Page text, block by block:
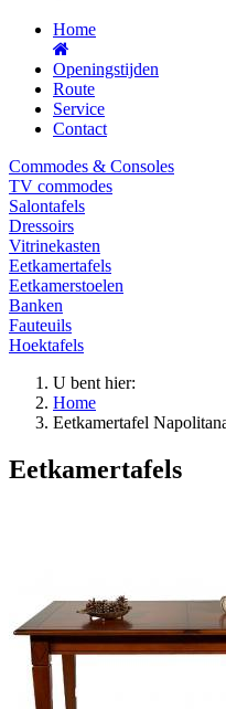
Home
Openingstijden
Route
Service
Contact
Commodes & Consoles
TV commodes
Salontafels
Dressoirs
Vitrinekasten
Eetkamertafels
Eetkamerstoelen
Banken
Fauteuils
Hoektafels
U bent hier:
Home
Eetkamertafel
Eetkamertafels